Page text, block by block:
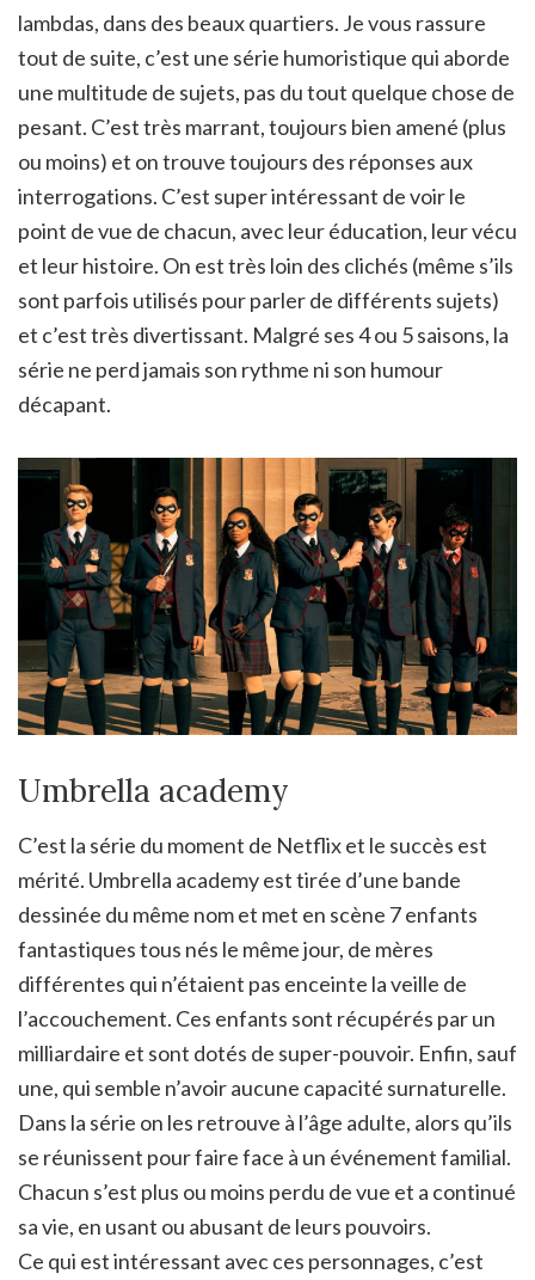
lambdas, dans des beaux quartiers. Je vous rassure
tout de suite, c’est une série humoristique qui aborde
une multitude de sujets, pas du tout quelque chose de
pesant. C’est très marrant, toujours bien amené (plus
ou moins) et on trouve toujours des réponses aux
interrogations. C’est super intéressant de voir le
point de vue de chacun, avec leur éducation, leur vécu
et leur histoire. On est très loin des clichés (même s’ils
sont parfois utilisés pour parler de différents sujets)
et c’est très divertissant. Malgré ses 4 ou 5 saisons, la
série ne perd jamais son rythme ni son humour
décapant.
Umbrella academy
C’est la série du moment de Netflix et le succès est
mérité. Umbrella academy est tirée d’une bande
dessinée du même nom et met en scène 7 enfants
fantastiques tous nés le même jour, de mères
différentes qui n’étaient pas enceinte la veille de
l’accouchement. Ces enfants sont récupérés par un
milliardaire et sont dotés de super-pouvoir. Enfin, sauf
une, qui semble n’avoir aucune capacité surnaturelle.
Dans la série on les retrouve à l’âge adulte, alors qu’ils
se réunissent pour faire face à un événement familial.
Chacun s’est plus ou moins perdu de vue et a continué
sa vie, en usant ou abusant de leurs pouvoirs.
Ce qui est intéressant avec ces personnages, c’est